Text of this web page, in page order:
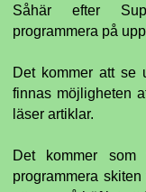
Såhär efter
programmera på
Det kommer att se
finnas möjligheten
läser artiklar.
Det kommer
programmera